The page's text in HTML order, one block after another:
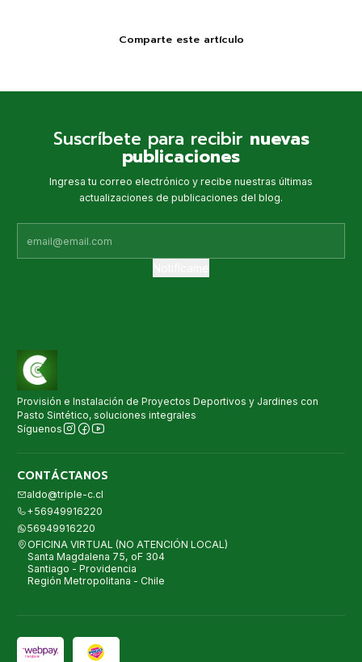
Comparte este artículo
Suscríbete para recibir nuevas
publicaciones
Ingresa tu correo electrónico y recibe nuestras últimas
actualizaciones de publicaciones del blog.
Provisión e Instalación de Proyectos Deportivos y Jardines con
Pasto Sintético, soluciones integrales
Síguenos
CONTÁCTANOS
aldo@triple-c.cl
+56949916220
56949916220
OFICINA VIRTUAL (NO ATENCIÓN LOCAL)
Santa Magdalena 75, oF 304
Santiago - Providencia
Región Metropolitana - Chile